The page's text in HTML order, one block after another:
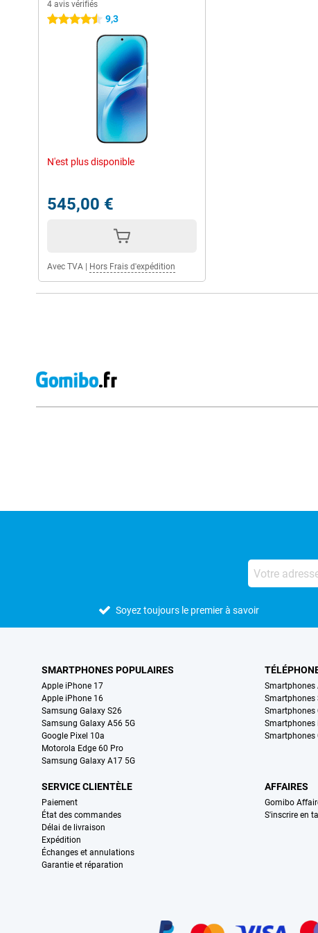
4 avis vérifiés
4.5 étoiles 9,3
N'est plus disponible
545,00 €
Avec TVA Hors Frais d'expédition
Soyez toujours le premier à savoir
SMARTPHONES POPULAIRES
Apple iPhone 17
Apple iPhone 16
Samsung Galaxy S26
Samsung Galaxy A56 5G
Google Pixel 10a
Motorola Edge 60 Pro
Samsung Galaxy A17 5G
Smartphones
Smartphones
Smartphones
Smartphones
Smartphones
SERVICE CLIENTÈLE
Paiement
État des commandes
Délai de livraison
Expédition
Échanges et annulations
Garantie et réparation
AFFAIRES
Gomibo
S'inscrire en